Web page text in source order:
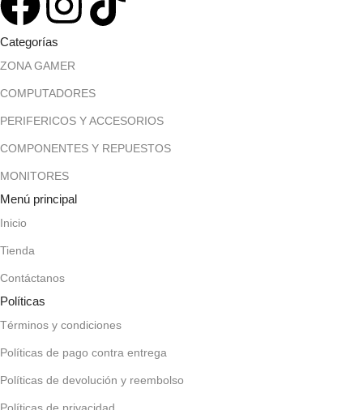
Categorías
ZONA GAMER
COMPUTADORES
PERIFERICOS Y ACCESORIOS
COMPONENTES Y REPUESTOS
MONITORES
Menú principal
Inicio
Tienda
Contáctanos
Políticas
Términos y condiciones
Políticas de pago contra entrega
Políticas de devolución y reembolso
Políticas de privacidad